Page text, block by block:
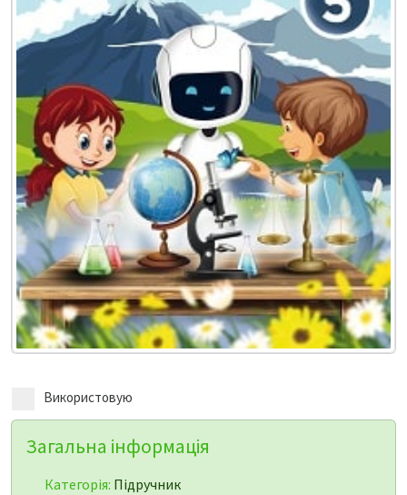
Використовую
Загальна інформація
Категорія: Підручник